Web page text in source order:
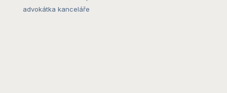
advokátka kanceláře